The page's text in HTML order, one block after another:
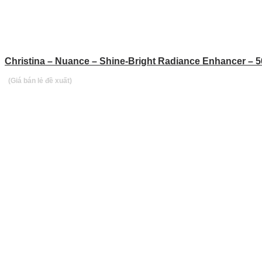
Christina – Nuance – Shine-Bright Radiance Enhancer –